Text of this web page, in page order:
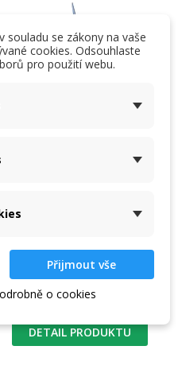
Pinguin Trek.
590 Kč
Skladem na prodejně
DETAIL PRODUKTU
souladu se zákony na vaše
cookies. Odsouhlaste
pro použití webu.
Přijmout vše
o cookies